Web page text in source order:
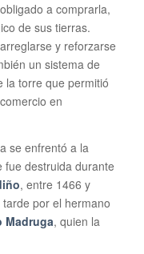
a comprarla,
de sus tierras.
y reforzarse
un sistema de
la torre que permitió
en
se enfrentó a la
fue destruida durante
, entre 1466 y
por el hermano
Madruga, quien la